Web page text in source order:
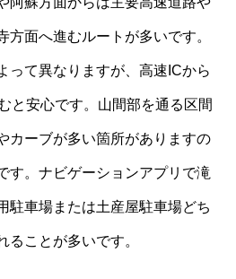
方面へ進むルートが多いです。
って異なりますが、高速ICから
と安心です。山間部を通る区間
カーブが多い箇所がありますの
す。ナビゲーションアプリで滝
駐車場または土産屋駐車場どち
ることが多いです。